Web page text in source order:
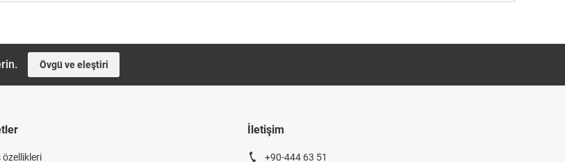
Övgü ve eleştiri
özellikleri
İletişim
+90-444 63 51